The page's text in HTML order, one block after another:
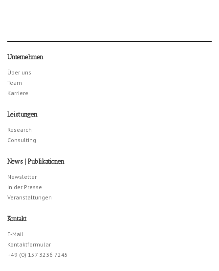
Unternehmen
Über uns
Team
Karriere
Leistungen
Research
Consulting
News | Publikationen
Newsletter
In der Presse
Veranstaltungen
Kontakt
E-Mail
Kontaktformular
+49 (0) 157 3236 7245